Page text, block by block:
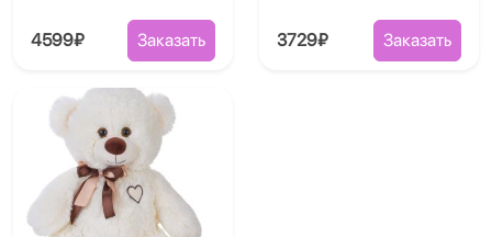
4599₽ Заказать 3729₽ Заказать